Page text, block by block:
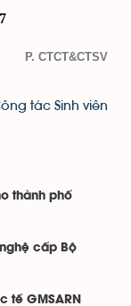
P. CTCT&CTSV
tác Sinh viên
thành phố
cấp Bộ
GMSARN